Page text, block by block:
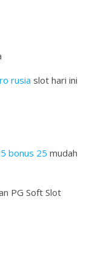
rusia slot hari ini
bonus 25 mudah
PG Soft Slot